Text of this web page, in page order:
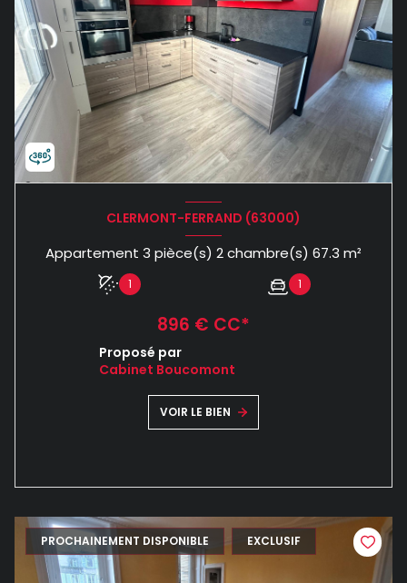
CLERMONT-FERRAND (63000)
Appartement 3 pièce(s) 2 chambre(s) 67.3 m²
1 1
896 € CC*
Proposé par
Cabinet Boucomont
VOIR LE BIEN
PROCHAINEMENT DISPONIBLE EXCLUSIF